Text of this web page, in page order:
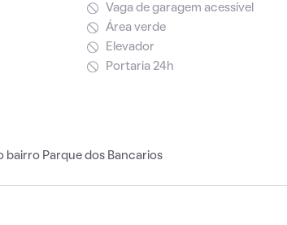
Vaga de garagem acessível
Área verde
Elevador
Portaria 24h
bairro Parque dos Bancarios